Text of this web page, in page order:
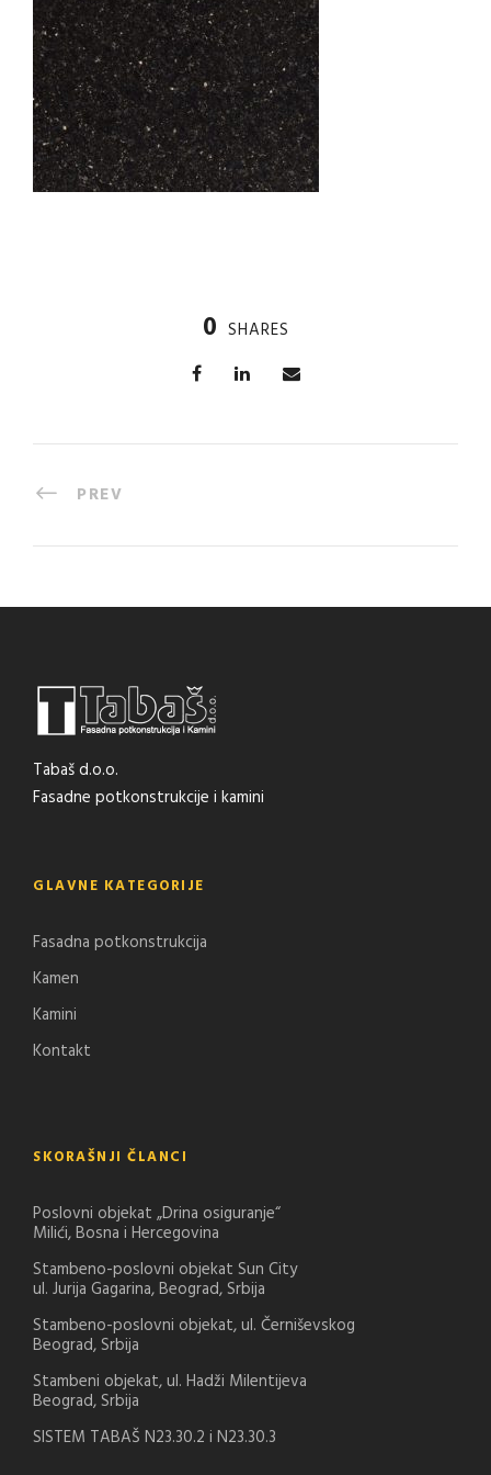
0 SHARES
PREV
Tabaš d.o.o.
Fasadne potkonstrukcije i kamini
GLAVNE KATEGORIJE
Fasadna potkonstrukcija
Kamen
Kamini
Kontakt
SKORAŠNJI ČLANCI
Poslovni objekat „Drina osiguranje“
Milići, Bosna i Hercegovina
Stambeno-poslovni objekat Sun City
ul. Jurija Gagarina, Beograd, Srbija
Stambeno-poslovni objekat, ul. Černiševskog
Beograd, Srbija
Stambeni objekat, ul. Hadži Milentijeva
Beograd, Srbija
SISTEM TABAŠ N23.30.2 i N23.30.3